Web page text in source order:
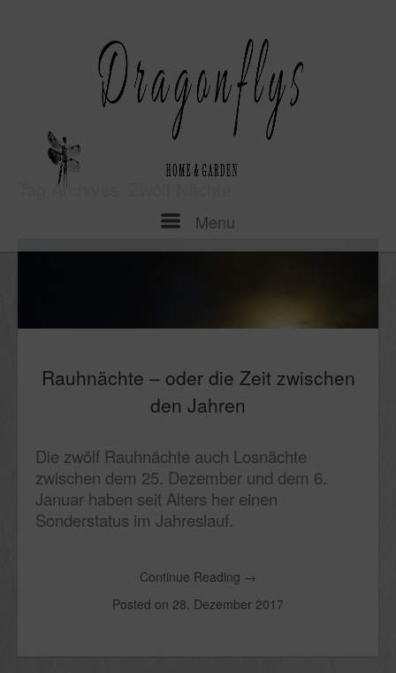
Menu
Tag Archives:
Rauhnächte – oder die Zeit zwischen
den Jahren
Die zwölf Rauhnächte auch Losnächte
zwischen dem 25. Dezember und dem 6.
Januar haben seit Alters her einen
Sonderstatus im Jahreslauf.
Continue Reading →
Posted on 28. Dezember 2017